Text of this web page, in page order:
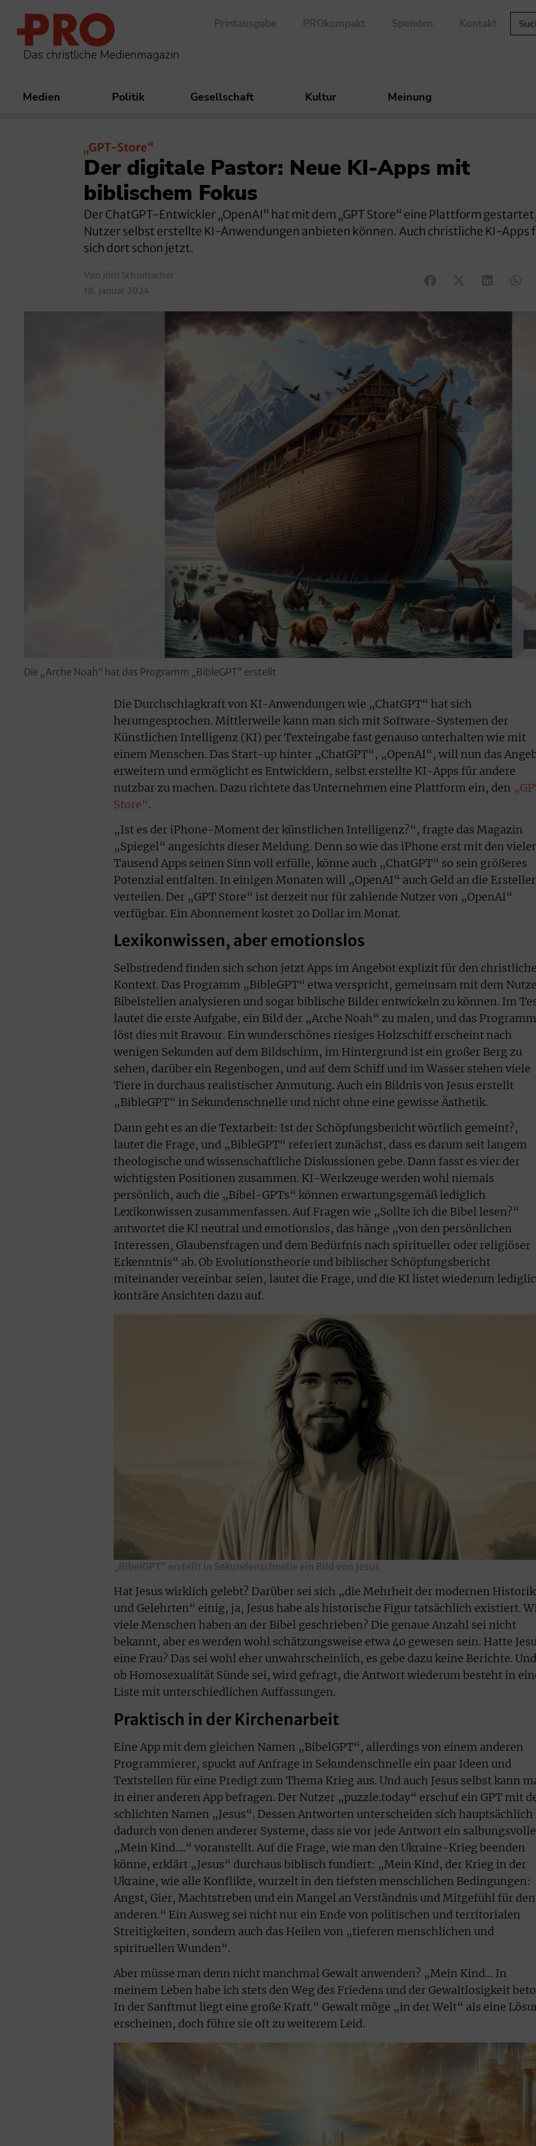
Das christliche Medienmagazin
Printausgabe PROkompakt Spenden Kontakt
Medien Politik Gesellschaft Kultur Meinung
„GPT-Store“
Der digitale Pastor: Neue KI-Apps mit
biblischem Fokus
Der ChatGPT-Entwickler „OpenAI“ hat mit dem „GPT Store“ eine Plattform
Nutzer selbst erstellte KI-Anwendungen anbieten können. Auch christliche KI-Apps
sich dort schon jetzt.
Von Jörn Schumacher
18. Januar 2024
Die „Arche Noah“ hat das Programm „BibleGPT“ erstellt
Die Durchschlagkraft von KI-Anwendungen wie „ChatGPT“ hat sich
herumgesprochen. Mittlerweile kann man sich mit Software-Systemen der
Künstlichen Intelligenz (KI) per Texteingabe fast genauso unterhalten wie mit
einem Menschen. Das Start-up hinter „ChatGPT“, „OpenAI“, will nun das
erweitern und ermöglicht es Entwicklern, selbst erstellte KI-Apps für andere
nutzbar zu machen. Dazu richtete das Unternehmen eine Plattform ein, den
Store“.
„Ist es der iPhone-Moment der künstlichen Intelligenz?“, fragte das Magazin
„Spiegel“ angesichts dieser Meldung. Denn so wie das iPhone erst mit den
Tausend Apps seinen Sinn voll erfülle, könne auch „ChatGPT“ so sein größeres
Potenzial entfalten. In einigen Monaten will „OpenAI“ auch Geld an die Ersteller
verteilen. Der „GPT Store“ ist derzeit nur für zahlende Nutzer von „OpenAI“
verfügbar. Ein Abonnement kostet 20 Dollar im Monat.
Lexikonwissen, aber emotionslos
Selbstredend finden sich schon jetzt Apps im Angebot explizit für den
Kontext. Das Programm „BibleGPT“ etwa verspricht, gemeinsam mit dem
Bibelstellen analysieren und sogar biblische Bilder entwickeln zu können. Im
lautet die erste Aufgabe, ein Bild der „Arche Noah“ zu malen, und das Programm
löst dies mit Bravour. Ein wunderschönes riesiges Holzschiff erscheint nach
wenigen Sekunden auf dem Bildschirm, im Hintergrund ist ein großer Berg zu
sehen, darüber ein Regenbogen, und auf dem Schiff und im Wasser stehen viele
Tiere in durchaus realistischer Anmutung. Auch ein Bildnis von Jesus erstellt
„BibleGPT“ in Sekundenschnelle und nicht ohne eine gewisse Ästhetik.
Dann geht es an die Textarbeit: Ist der Schöpfungsbericht wörtlich gemeint?,
lautet die Frage, und „BibleGPT“ referiert zunächst, dass es darum seit langem
theologische und wissenschaftliche Diskussionen gebe. Dann fasst es vier der
wichtigsten Positionen zusammen. KI-Werkzeuge werden wohl niemals
persönlich, auch die „Bibel-GPTs“ können erwartungsgemäß lediglich
Lexikonwissen zusammenfassen. Auf Fragen wie „Sollte ich die Bibel lesen?“
antwortet die KI neutral und emotionslos, das hänge „von den persönlichen
Interessen, Glaubensfragen und dem Bedürfnis nach spiritueller oder religiöser
Erkenntnis“ ab. Ob Evolutionstheorie und biblischer Schöpfungsbericht
miteinander vereinbar seien, lautet die Frage, und die KI listet wiederum
konträre Ansichten dazu auf.
„BibelGPT“ erstellt in Sekundenschnelle ein Bild von Jesus
Hat Jesus wirklich gelebt? Darüber sei sich „die Mehrheit der modernen
und Gelehrten“ einig, ja, Jesus habe als historische Figur tatsächlich existiert.
viele Menschen haben an der Bibel geschrieben? Die genaue Anzahl sei nicht
bekannt, aber es werden wohl schätzungsweise etwa 40 gewesen sein. Hatte
eine Frau? Das sei wohl eher unwahrscheinlich, es gebe dazu keine Berichte. Und
ob Homosexualität Sünde sei, wird gefragt, die Antwort wiederum besteht in
Liste mit unterschiedlichen Auffassungen.
Praktisch in der Kirchenarbeit
Eine App mit dem gleichen Namen „BibelGPT“, allerdings von einem anderen
Programmierer, spuckt auf Anfrage in Sekundenschnelle ein paar Ideen und
Textstellen für eine Predigt zum Thema Krieg aus. Und auch Jesus selbst kann
in einer anderen App befragen. Der Nutzer „puzzle.today“ erschuf ein GPT mit
schlichten Namen „Jesus“. Dessen Antworten unterscheiden sich hauptsächlich
dadurch von denen anderer Systeme, dass sie vor jede Antwort ein
„Mein Kind….“ voranstellt. Auf die Frage, wie man den Ukraine-Krieg beenden
könne, erklärt „Jesus“ durchaus biblisch fundiert: „Mein Kind, der Krieg in der
Ukraine, wie alle Konflikte, wurzelt in den tiefsten menschlichen Bedingungen:
Angst, Gier, Machtstreben und ein Mangel an Verständnis und Mitgefühl für den
anderen.“ Ein Ausweg sei nicht nur ein Ende von politischen und territorialen
Streitigkeiten, sondern auch das Heilen von „tieferen menschlichen und
spirituellen Wunden“.
Aber müsse man denn nicht manchmal Gewalt anwenden? „Mein Kind… In
meinem Leben habe ich stets den Weg des Friedens und der Gewaltlosigkeit
In der Sanftmut liegt eine große Kraft.“ Gewalt möge „in der Welt“ als eine
erscheinen, doch führe sie oft zu weiterem Leid.